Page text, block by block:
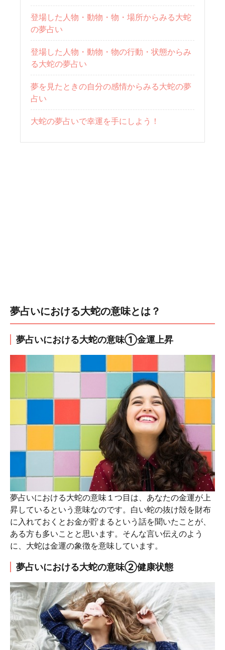
登場した人物・動物・物・場所からみる大蛇
の夢占い
登場した人物・動物・物の行動・状態からみ
る大蛇の夢占い
夢を見たときの自分の感情からみる大蛇の夢
占い
大蛇の夢占いで幸運を手にしよう！
夢占いにおける大蛇の意味とは？
夢占いにおける大蛇の意味①金運上昇
夢占いにおける大蛇の意味１つ目は、あなたの金運が上
昇しているという意味なのです。白い蛇の抜け殻を財布
に入れておくとお金が貯まるという話を聞いたことが、
ある方も多いことと思います。そんな言い伝えのよう
に、大蛇は金運の象徴を意味しています。
夢占いにおける大蛇の意味②健康状態